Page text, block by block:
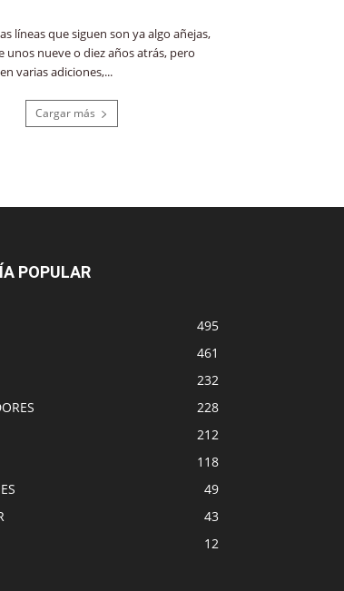
líneas que siguen son ya algo añejas,
unos nueve o diez años atrás, pero
varias adiciones,...
Cargar más
POPULAR
495
461
232
228
212
118
49
43
12